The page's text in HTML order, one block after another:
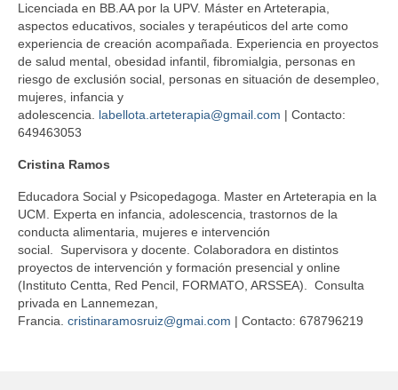
Licenciada en BB.AA por la UPV. Máster en Arteterapia,
aspectos educativos, sociales y terapéuticos del arte como
experiencia de creación acompañada. Experiencia en proyectos
de salud mental, obesidad infantil, fibromialgia, personas en
riesgo de exclusión social, personas en situación de desempleo,
mujeres, infancia y
adolescencia. labellota.arteterapia@gmail.com | Contacto:
649463053
Cristina Ramos
Educadora Social y Psicopedagoga. Master en Arteterapia en la
UCM. Experta en infancia, adolescencia, trastornos de la
conducta alimentaria, mujeres e intervención
social. Supervisora y docente. Colaboradora en distintos
proyectos de intervención y formación presencial y online
(Instituto Centta, Red Pencil, FORMATO, ARSSEA). Consulta
privada en Lannemezan,
Francia. cristinaramosruiz@gmai.com | Contacto: 678796219